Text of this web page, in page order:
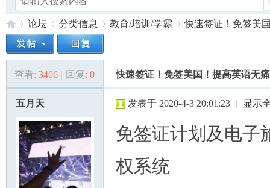
美»
论坛
›
分类信息 教育/培训/学霸
›
快速签证！免签美
查看: 3406 | 回复: 0 快速签证！免签美国！提高英语无
五月天 发表于 2020-4-3 20:01:23 | 显示
免签证计划及电子
权系统